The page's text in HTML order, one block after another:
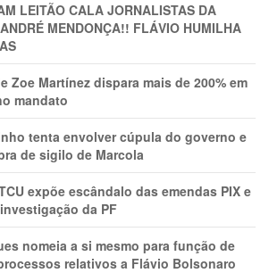
LEITÃO CALA JORNALISTAS DA
MENDONÇA!! FLÁVIO HUMILHA
Zoe Martínez dispara mais de 200% em
mandato
tenta envolver cúpula do governo e
de sigilo de Marcola
expõe escândalo das emendas PIX e
da PF
nomeia a si mesmo para função de
relativos a Flávio Bolsonaro